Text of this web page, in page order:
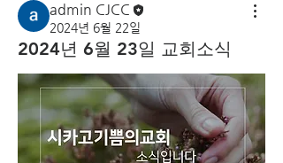
admin CJCC
2024년 6월 22일
2024년 6월 23일 교회소식